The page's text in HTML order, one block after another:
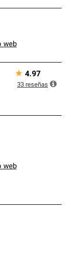
web
★ 4.97
33 reseñas
web